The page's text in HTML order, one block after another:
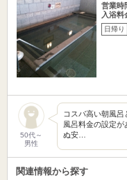
営業時
入浴料
日帰り
50代～
男性
コスパ高い朝風
風呂料金の設定が
ぬ安…
関連情報から探す